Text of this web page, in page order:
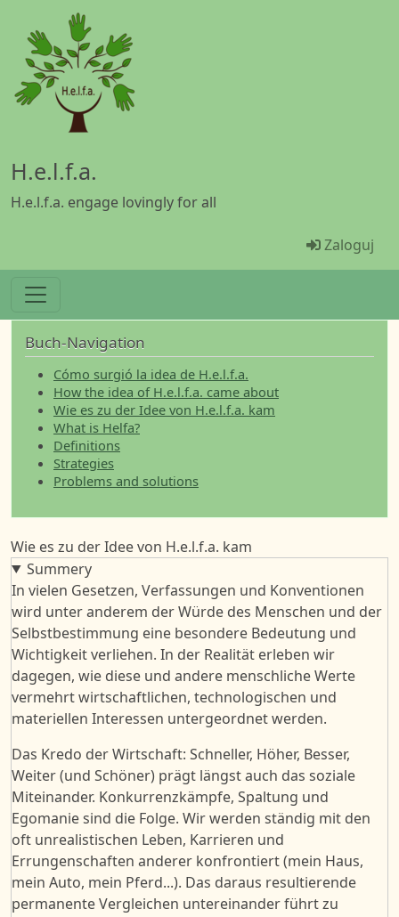
Przejdź do treści
H.e.l.f.a.
H.e.l.f.a. engage lovingly for all
Menü
Zaloguj
Wie es zu der Idee von H.e.l.f.a. kam
Summery
In vielen Gesetzen, Verfassungen und Konventionen
wird unter anderem der Würde des Menschen und der
Selbstbestimmung eine besondere Bedeutung und
Wichtigkeit verliehen. In der Realität erleben wir
dagegen, wie diese und andere menschliche Werte
vermehrt wirtschaftlichen, technologischen und
materiellen Interessen untergeordnet werden.
Das Kredo der Wirtschaft: Schneller, Höher, Besser,
Weiter (und Schöner) prägt längst auch das soziale
Miteinander. Konkurrenzkämpfe, Spaltung und
Egomanie sind die Folge. Wir werden ständig mit den
oft unrealistischen Leben, Karrieren und
Errungenschaften anderer konfrontiert (mein Haus,
mein Auto, mein Pferd...). Das daraus resultierende
permanente Vergleichen untereinander führt zu
Buch-Navigation
Cómo surgió la idea de H.e.l.f.a.
How the idea of H.e.l.f.a. came about
Wie es zu der Idee von H.e.l.f.a. kam
What is Helfa?
Definitions
Strategies
Problems and solutions